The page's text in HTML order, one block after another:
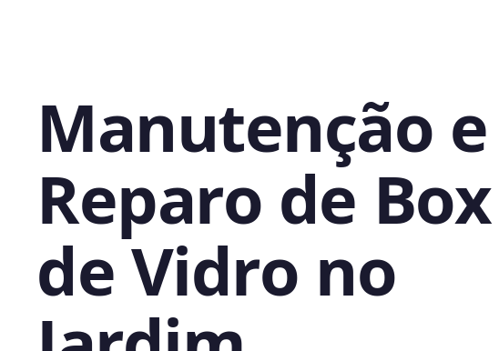
Manutenção e
Reparo de Box
de Vidro no